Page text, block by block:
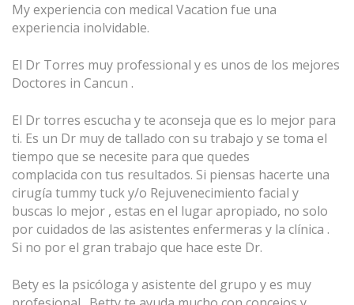
My experiencia con medical Vacation fue una
experiencia inolvidable.
El Dr Torres muy professional y es unos de los mejores
Doctores in Cancun .
El Dr torres escucha y te aconseja que es lo mejor para
ti. Es un Dr muy de tallado con su trabajo y se toma el
tiempo que se necesite para que quedes
complacida con tus resultados. Si piensas hacerte una
cirugía tummy tucky/o Rejuvenecimiento facial y
buscas lo mejor , estas en el lugar apropiado, no solo
por cuidados de las asistentes enfermeras y la clínica .
Si no por el gran trabajo que hace este Dr.
Bety es la psicóloga y asistente del grupo y es muy